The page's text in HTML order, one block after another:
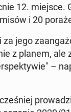
12. miejsce.
i 20
jego
z planem,
–